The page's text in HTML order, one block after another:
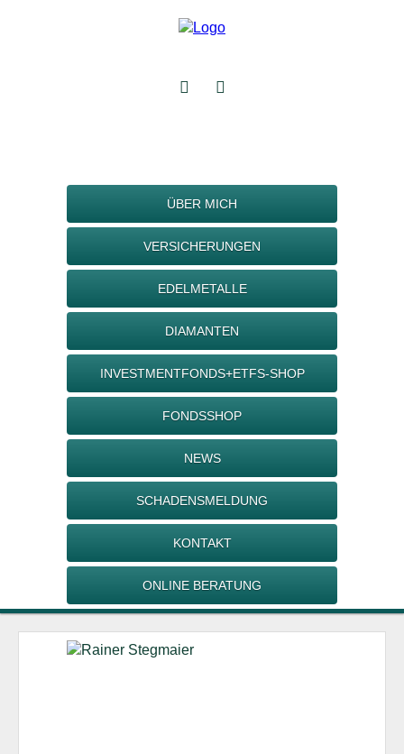
ÜBER MICH
VERSICHERUNGEN
EDELMETALLE
DIAMANTEN
INVESTMENTFONDS+ETFS-SHOP
FONDSSHOP
NEWS
SCHADENSMELDUNG
KONTAKT
ONLINE BERATUNG